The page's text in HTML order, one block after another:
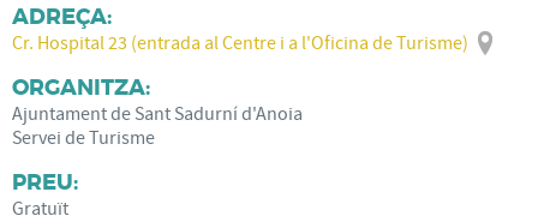
ADREÇA:
Cr. Hospital 23 (entrada al Centre i a l'Oficina de Turisme)
ORGANITZA:
Ajuntament de Sant Sadurní d'Anoia
Servei de Turisme
PREU:
Gratuït